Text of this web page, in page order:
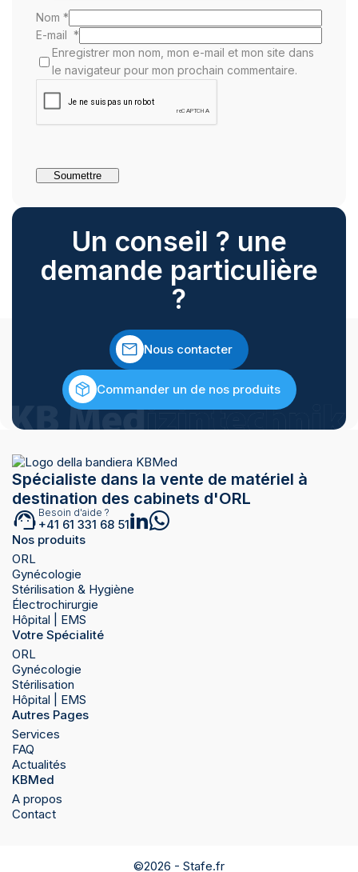
Nom *
E-mail *
Enregistrer mon nom, mon e-mail et mon site dans
le navigateur pour mon prochain commentaire.
Un conseil ? une
demande particulière
?
Nous contacter
Commander un de nos produits
Spécialiste dans la vente de matériel à
destination des cabinets d'ORL
Besoin d'aide ?
+41 61 331 68 51
Nos produits
ORL
Gynécologie
Stérilisation & Hygiène
Électrochirurgie
Hôpital | EMS
Votre Spécialité
ORL
Gynécologie
Stérilisation
Hôpital | EMS
Autres Pages
Services
FAQ
Actualités
KBMed
A propos
Contact
©2026 - Stafe.fr